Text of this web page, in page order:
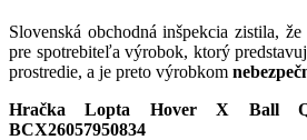
Slovenská obchodná inšpekcia zistila,
pre spotrebiteľa výrobok, ktorý
prostredie, a je preto výrobkom
Hračka Lopta Hover X Ball
BCX26057950834